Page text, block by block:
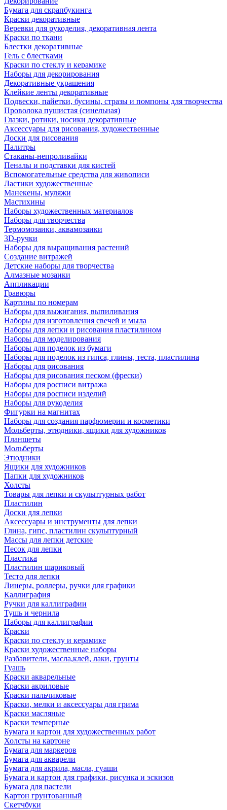
Бумага для скрапбукинга
Краски декоративные
Веревки для рукоделия, декоративная лента
Краски по ткани
Блестки декоративные
Гель с блестками
Краски по стеклу и керамике
Наборы для декорирования
Декоративные украшения
Клейкие ленты декоративные
Подвески, пайетки, бусины, стразы и помпоны для творчества
Проволока пушистая (синельная)
Глазки, ротики, носики декоративные
Аксессуары для рисования, художественные
Доски для рисования
Палитры
Стаканы-непроливайки
Пеналы и подставки для кистей
Вспомогательные средства для живописи
Ластики художественные
Манекены, муляжи
Мастихины
Наборы художественных материалов
Наборы для творчества
Термомозаики, аквамозаики
3D-ручки
Наборы для выращивания растений
Создание витражей
Детские наборы для творчества
Алмазные мозаики
Аппликации
Гравюры
Картины по номерам
Наборы для выжигания, выпиливания
Наборы для изготовления свечей и мыла
Наборы для лепки и рисования пластилином
Наборы для моделирования
Наборы для поделок из бумаги
Наборы для поделок из гипса, глины, теста, пластилина
Наборы для рисования
Наборы для рисования песком (фрески)
Наборы для росписи витража
Наборы для росписи изделий
Наборы для рукоделия
Фигурки на магнитах
Наборы для создания парфюмерии и косметики
Мольберты, этюдники, ящики для художников
Планшеты
Мольберты
Этюдники
Ящики для художников
Папки для художников
Холсты
Товары для лепки и скульптурных работ
Пластилин
Доски для лепки
Аксессуары и инструменты для лепки
Глина, гипс, пластилин скульптурный
Массы для лепки детские
Песок для лепки
Пластика
Пластилин шариковый
Тесто для лепки
Линеры, роллеры, ручки для графики
Каллиграфия
Ручки для каллиграфии
Тушь и чернила
Наборы для каллиграфии
Краски
Краски по стеклу и керамике
Краски художественные наборы
Разбавители, масла,клей, лаки, грунты
Гуашь
Краски акварельные
Краски акриловые
Краски пальчиковые
Краски, мелки и аксессуары для грима
Краски масляные
Краски темперные
Бумага и картон для художественных работ
Холсты на картоне
Бумага для маркеров
Бумага для акварели
Бумага для акрила, масла, гуаши
Бумага и картон для графики, рисунка и эскизов
Бумага для пастели
Картон грунтованный
Скетчбуки